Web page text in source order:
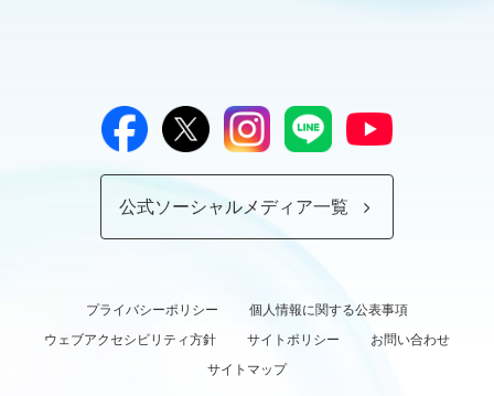
公式ソーシャルメディア一覧
プライバシーポリシー
個人情報に関する公表事項
ウェブアクセシビリティ方針
サイトポリシー
お問い合わせ
サイトマップ